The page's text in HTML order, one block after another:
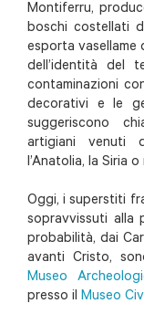
Montiferru,
boschi costellati
esporta vasellame
dell’identità del
contaminazioni
decorativi e le
suggeriscono
artigiani venuti
l’Anatolia, la Siria
Oggi, i superstiti
sopravvissuti alla
probabilità, dai
avanti Cristo,
Museo
presso il Museo